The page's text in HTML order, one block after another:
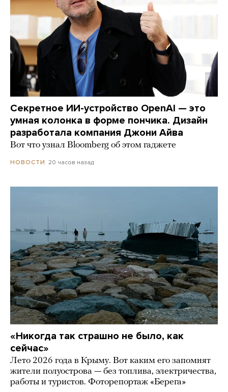
Секретное ИИ-устройство OpenAI — это
умная колонка в форме пончика. Дизайн
разработала компания Джони Айва
Вот что узнал Bloomberg об этом гаджете
НОВОСТИ 20 часов назад
«Никогда так страшно не было, как
сейчас»
Лето 2026 года в Крыму. Вот каким его запомнят
жители полуострова — без топлива, электричества,
работы и туристов. Фоторепортаж «Берега»